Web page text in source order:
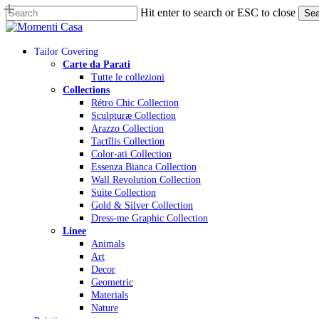
Skip
to
content
Hit enter to search or ESC to close
Close
Menu
Tailor Covering
Carte da Parati
Tutte le collezioni
Collections
Rétro Chic Collection
Sculpturæ Collection
Arazzo Collection
Tactĩlis Collection
Color-ati Collection
Essenza Bianca Collection
Wall Revolution Collection
Suite Collection
Gold & Silver Collection
Dress-me Graphic Collection
Linee
Animals
Art
Decor
Geometric
Materials
Nature